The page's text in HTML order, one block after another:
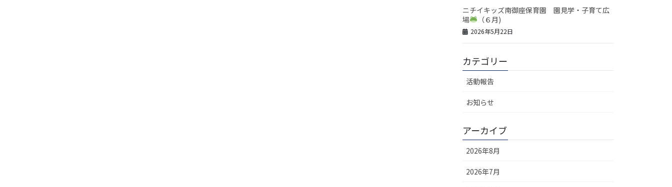
ニチイキッズ南御座保育園 園見学・子育て広
場
（６月)
2026年5月22日
カテゴリー
活動報告
お知らせ
アーカイブ
2026年8月
2026年7月